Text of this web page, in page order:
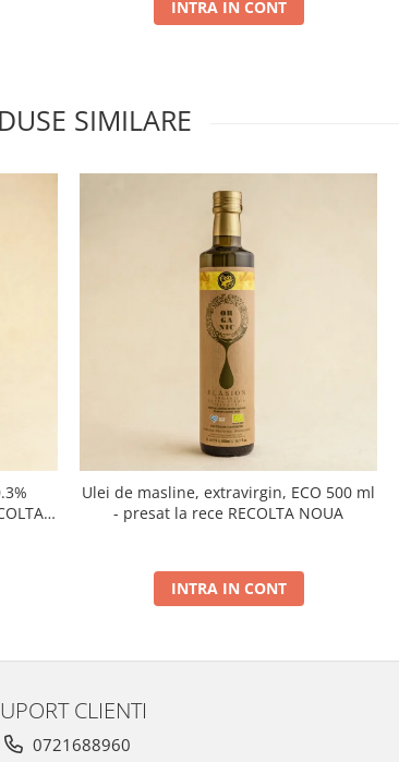
INTRA IN CONT
SIMILARE
Ulei de masline, extravirgin, ECO 500 ml
- presat la rece RECOLTA NOUA
INTRA IN CONT
CLIENTI
0721688960